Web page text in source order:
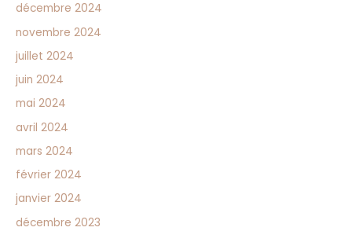
décembre 2024
novembre 2024
juillet 2024
juin 2024
mai 2024
avril 2024
mars 2024
février 2024
janvier 2024
décembre 2023